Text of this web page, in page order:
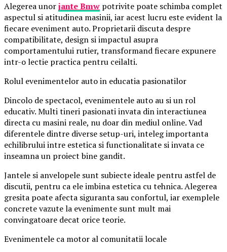
Alegerea unorjante Bmw potrivite poate schimba complet
aspectul si atitudinea masinii, iar acest lucru este evident la
fiecare eveniment auto. Proprietarii discuta despre
compatibilitate, design si impactul asupra
comportamentului rutier, transformand fiecare expunere
intr-o lectie practica pentru ceilalti.
Rolul evenimentelor auto in educatia pasionatilor
Dincolo de spectacol, evenimentele auto au si un rol
educativ. Multi tineri pasionati invata din interactiunea
directa cu masini reale, nu doar din mediul online. Vad
diferentele dintre diverse setup-uri, inteleg importanta
echilibrului intre estetica si functionalitate si invata ce
inseamna un proiect bine gandit.
Jantele si anvelopele sunt subiecte ideale pentru astfel de
discutii, pentru ca ele imbina estetica cu tehnica. Alegerea
gresita poate afecta siguranta sau confortul, iar exemplele
concrete vazute la evenimente sunt mult mai
convingatoare decat orice teorie.
Evenimentele ca motor al comunitatii locale